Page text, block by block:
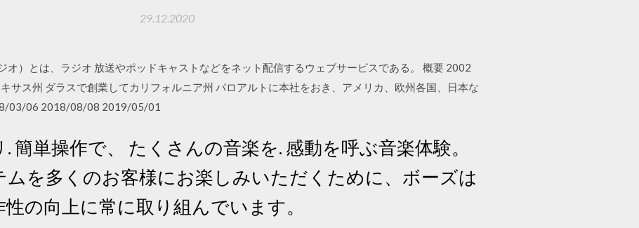
29.12.2020
オ）とは、ラジオ 放送やポッドキャストなどをネット配信するウェブサービスである。 概要 2002
サス州 ダラスで創業してカリフォルニア州 パロアルトに本社をおき、アメリカ、欧州各国、日本な
03/06 2018/08/08 2019/05/01
簡単操作で、 たくさんの音楽を. 感動を呼ぶ音楽体験。
ムを多くのお客様にお楽しみいただくために、ボーズは
の向上に常に取り組んでいます。